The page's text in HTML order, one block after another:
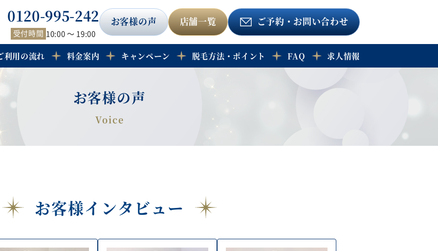
0120-995-242
受付時間 10:00 ～ 19:00
お客様の声 店舗一覧 ご予約・お問い合わせ
利用の流れ 料金案内 キャンペーン 脱毛方法・ポイント FAQ 求人情報
お客様の声
お客様インタビュー